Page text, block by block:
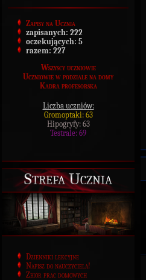
Zapisy na Ucznia
zapisanych: 222
oczekujących: 5
razem: 227
Wszyscy uczniowie
Uczniowie w podziale na domy
Kadra profesorska
Liczba uczniów:
Gromoptaki: 63
Hipogryfy: 63
Testrale: 69
Strefa Ucznia
Dzienniki lekcyjne
Napisz do nauczyciela!
Zbiór prac domowych